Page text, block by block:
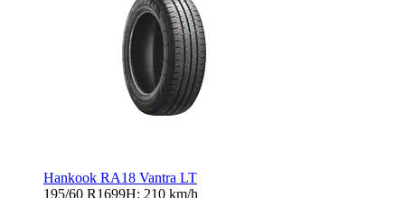
Hankook RA18 Vantra LT
195/60 R1699H: 210 km/h